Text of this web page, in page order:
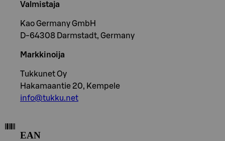
Valmistaja
Kao Germany GmbH
D-64308 Darmstadt, Germany
Markkinoija
Tukkunet Oy
Hakamaantie 20, Kempele
info@tukku.net
EAN